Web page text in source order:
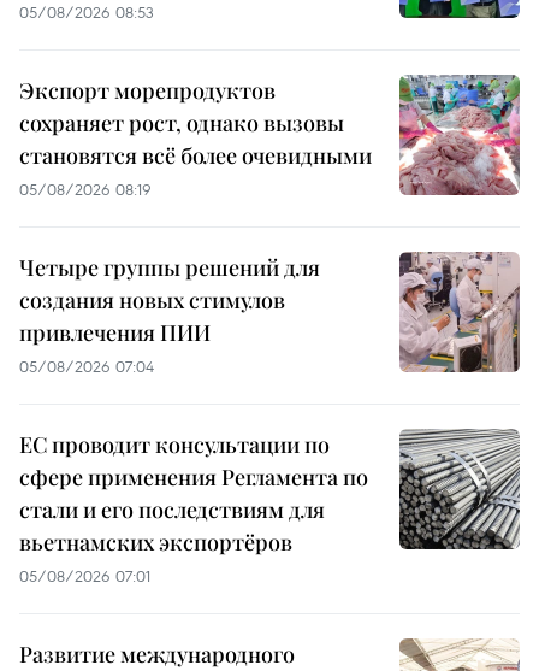
05/08/2026 08:53
Экспорт морепродуктов
сохраняет рост, однако вызовы
становятся всё более очевидными
05/08/2026 08:19
Четыре группы решений для
создания новых стимулов
привлечения ПИИ
05/08/2026 07:04
ЕС проводит консультации по
сфере применения Регламента по
стали и его последствиям для
вьетнамских экспортёров
05/08/2026 07:01
Развитие международного